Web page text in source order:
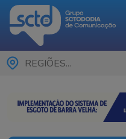
REGIÕES...